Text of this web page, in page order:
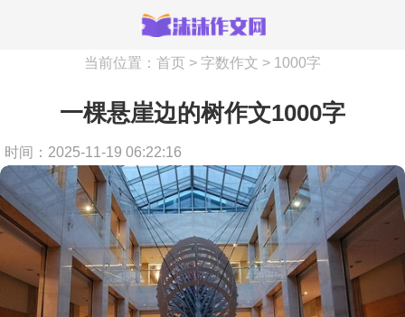
当前位置： 首页 > 字数作文 > 1000字
一棵悬崖边的树作文1000字
时间：2025-11-19 06:22:16